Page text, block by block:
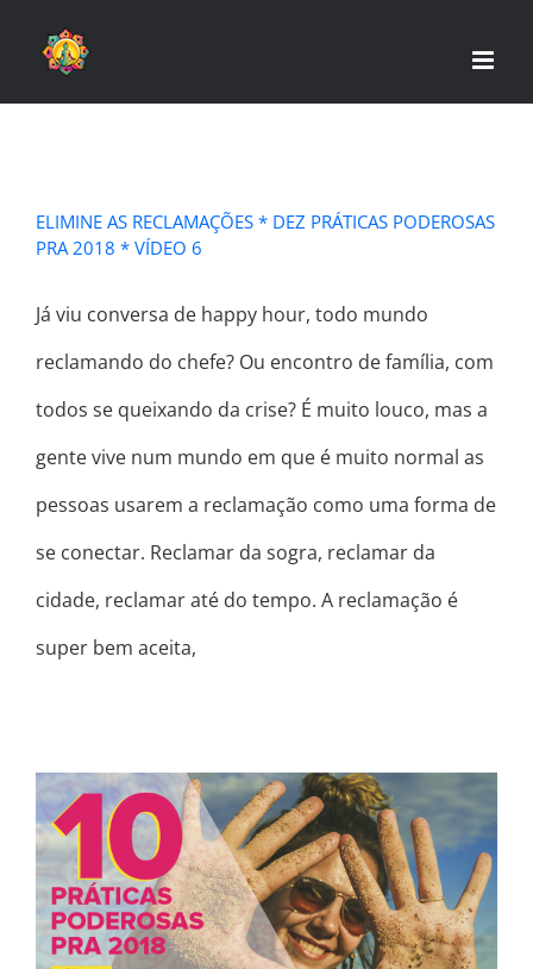
ELIMINE AS RECLAMAÇÕES * DEZ PRÁTICAS PODEROSAS
PRA 2018 * VÍDEO 6
Já viu conversa de happy hour, todo mundo
reclamando do chefe? Ou encontro de família, com
todos se queixando da crise? É muito louco, mas a
gente vive num mundo em que é muito normal as
pessoas usarem a reclamação como uma forma de
se conectar. Reclamar da sogra, reclamar da
cidade, reclamar até do tempo. A reclamação é
super bem aceita,
MENOS É MAIS * DEZ PRÁTICAS
PODEROSAS PRA 2018 * VÍDEO 3